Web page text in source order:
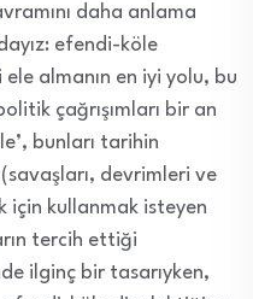
daha anlama
efendi-köle
almanın en iyi yolu, bu
çağrışımları bir an
bunları tarihin
devrimleri ve
için kullanmak isteyen
tercih ettiği
ilginç bir tasarıyken,